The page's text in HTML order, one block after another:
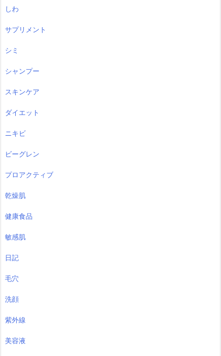
しわ
サプリメント
シミ
シャンプー
スキンケア
ダイエット
ニキビ
ビーグレン
プロアクティブ
乾燥肌
健康食品
敏感肌
日記
毛穴
洗顔
紫外線
美容液